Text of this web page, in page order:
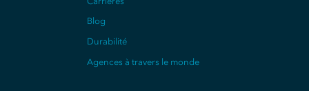
Blog
Durabilité
Agences à travers le monde